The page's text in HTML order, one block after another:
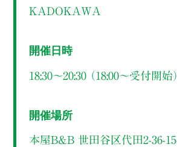
KADOKAWA
開催日時
18:30～20:30 （18:00〜受付開始）
開催場所
本屋B&B 世田谷区代田2-36-15